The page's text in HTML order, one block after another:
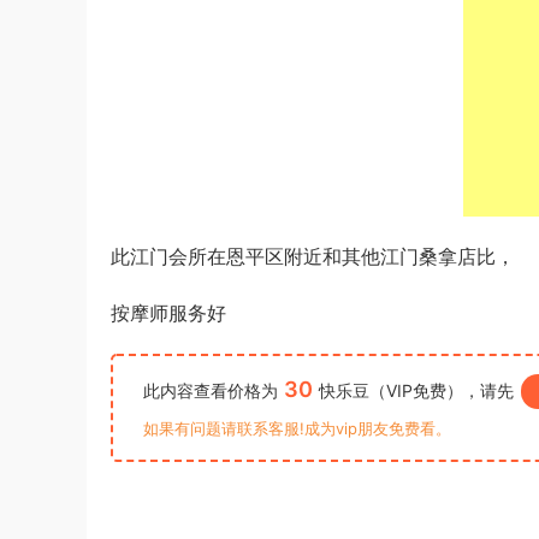
此江门会所在恩平区附近和其他江门桑拿店比，
按摩师服务好
此内容查看价格为 30 快乐豆（VIP免费），请先
如果有问题请联系客服!成为vip朋友免费看。